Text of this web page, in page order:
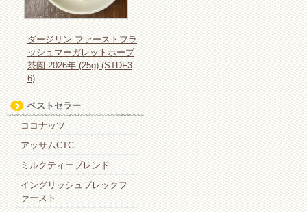
ダージリン ファーストフラ
ッシュマーガレットホープ
茶園 2026年 (25g) (STDF3
6)
ベストセラー
ココナッツ
アッサムCTC
ミルクティーブレンド
イングリッシュブレックフ
ァースト